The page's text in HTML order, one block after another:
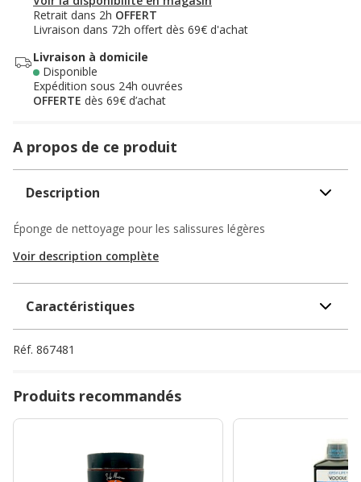
Retrait dans 2h OFFERT
Livraison dans 72h offert dès 69€ d'achat
Livraison à domicile
Disponible
Expédition sous 24h ouvrées
OFFERTE dès 69€ d’achat
A propos de ce produit
Description
Éponge de nettoyage pour les salissures légères
Voir description complète
Caractéristiques
Réf. 867481
Produits recommandés